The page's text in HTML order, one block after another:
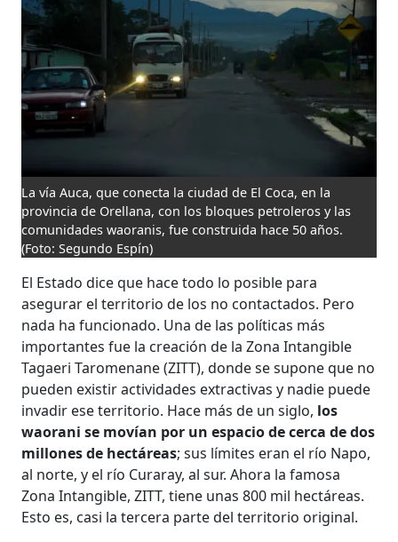
La vía Auca, que conecta la ciudad de El Coca, en la
provincia de Orellana, con los bloques petroleros y las
comunidades waoranis, fue construida hace 50 años.
(Foto: Segundo Espín)
El Estado dice que hace todo lo posible para
asegurar el territorio de los no contactados. Pero
nada ha funcionado. Una de las políticas más
importantes fue la creación de la Zona Intangible
Tagaeri Taromenane (ZITT), donde se supone que no
pueden existir actividades extractivas y nadie puede
invadir ese territorio. Hace más de un siglo, los
waorani se movían por un espacio de cerca de dos
millones de hectáreas; sus límites eran el río Napo,
al norte, y el río Curaray, al sur. Ahora la famosa
Zona Intangible, ZITT, tiene unas 800 mil hectáreas.
Esto es, casi la tercera parte del territorio original.